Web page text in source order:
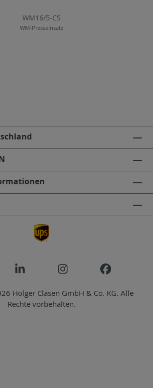
WM16/5-CS
WM-Presseinsatz
Holger Clasen GmbH & Co. KG. Alle
Rechte vorbehalten.